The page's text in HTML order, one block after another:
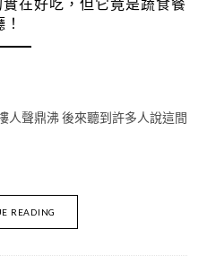
在好吃，但它竟是蔬食餐
！
人聲鼎沸 後來聽到許多人說這間
READING